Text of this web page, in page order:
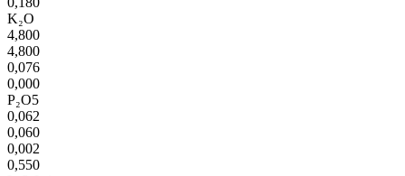
K₂O
4,800
4,800
0,076
0,000
P₂O5
0,062
0,060
0,002
0,550